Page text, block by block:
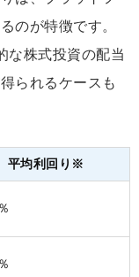
のが特徴です。
な株式投資の配当
られるケースも
平均利回り※